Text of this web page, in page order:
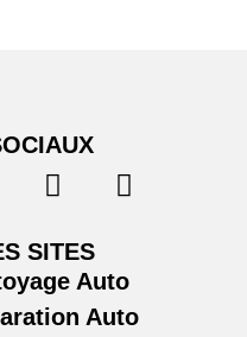
SITES
Auto
Auto